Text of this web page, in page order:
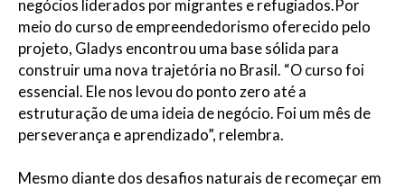
negócios liderados por migrantes e refugiados.Por
meio do curso de empreendedorismo oferecido pelo
projeto, Gladys encontrou uma base sólida para
construir uma nova trajetória no Brasil. “O curso foi
essencial. Ele nos levou do ponto zero até a
estruturação de uma ideia de negócio. Foi um mês de
perseverança e aprendizado”, relembra.
Mesmo diante dos desafios naturais de recomeçar em